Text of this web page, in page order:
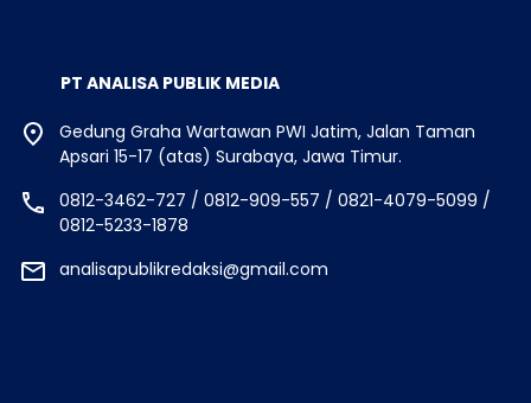
PT ANALISA PUBLIK MEDIA
Gedung Graha Wartawan PWI Jatim, Jalan Taman
Apsari 15-17 (atas) Surabaya, Jawa Timur.
0812-3462-727 / 0812-909-557 / 0821-4079-5099 /
0812-5233-1878
analisapublikredaksi@gmail.com